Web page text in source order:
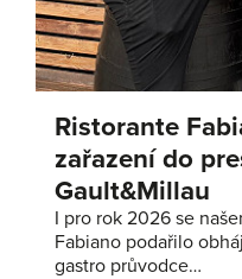
Ristorante
zařazení do
Gault&Millau
I pro rok 2026 se
Fabiano podařilo
gastro průvodce…